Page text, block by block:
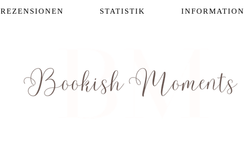
REZENSIONEN STATISTIK INFORMATION